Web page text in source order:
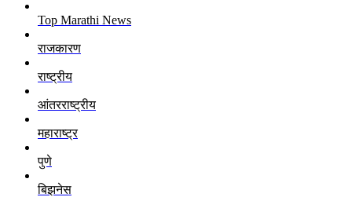
Top Marathi News
राजकारण
राष्ट्रीय
आंतरराष्ट्रीय
महाराष्ट्र
पुणे
बिझनेस